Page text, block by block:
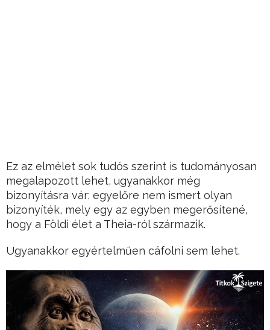
Ez az elmélet sok tudós szerint is tudományosan
megalapozott lehet, ugyanakkor még
bizonyításra vár: egyelőre nem ismert olyan
bizonyíték, mely egy az egyben megerősítené,
hogy a Földi élet a Theia-ról származik.
Ugyanakkor egyértelműen cáfolni sem lehet.